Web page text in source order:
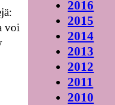
voi
2016
2015
2014
2013
2012
2011
2010